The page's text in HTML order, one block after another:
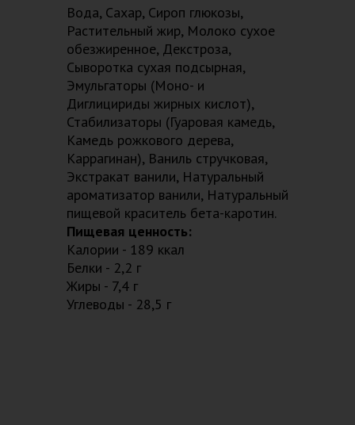
Вода, Сахар, Сироп глюкозы,
Растительный жир, Молоко сухое
обезжиренное, Декстроза,
Сыворотка сухая подсырная,
Эмульгаторы (Моно- и
Диглицириды жирных кислот),
Стабилизаторы (Гуаровая камедь,
Камедь рожкового дерева,
Каррагинан), Ваниль стручковая,
Экстракат ванили, Натуральный
ароматизатор ванили, Натуральный
пищевой краситель бета-каротин.
Пищевая ценность:
Калории - 189 ккал
Белки - 2,2 г
Жиры - 7,4 г
Углеводы - 28,5 г